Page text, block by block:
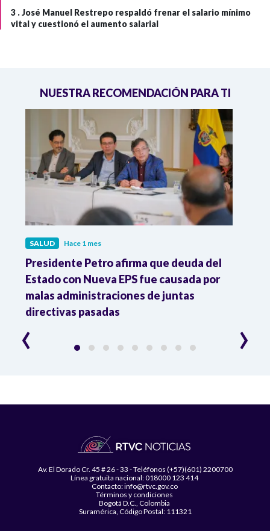
3 .José Manuel Restrepo respaldó frenar el salario mínimo
vital y cuestionó el aumento salarial
NUESTRA RECOMENDACIÓN PARA TI
SALUD Hace 1 mes
Presidente Petro afirma que deuda del
Estado con Nueva EPS fue causada por
malas administraciones de juntas
directivas pasadas
‹ ›
Av. El Dorado Cr. 45 # 26 - 33 - Teléfonos (+57)(601) 2200700
Línea gratuita nacional: 018000 123 414
Contacto: info@rtvc.gov.co
Términos y condiciones
Bogotá D.C., Colombia
Suramérica, Código Postal: 111321